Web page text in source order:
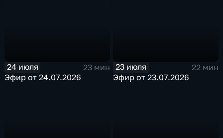
24 июля
23 мин
Эфир от 24.07.2026
23 июля
22 мин
Эфир от 23.07.2026